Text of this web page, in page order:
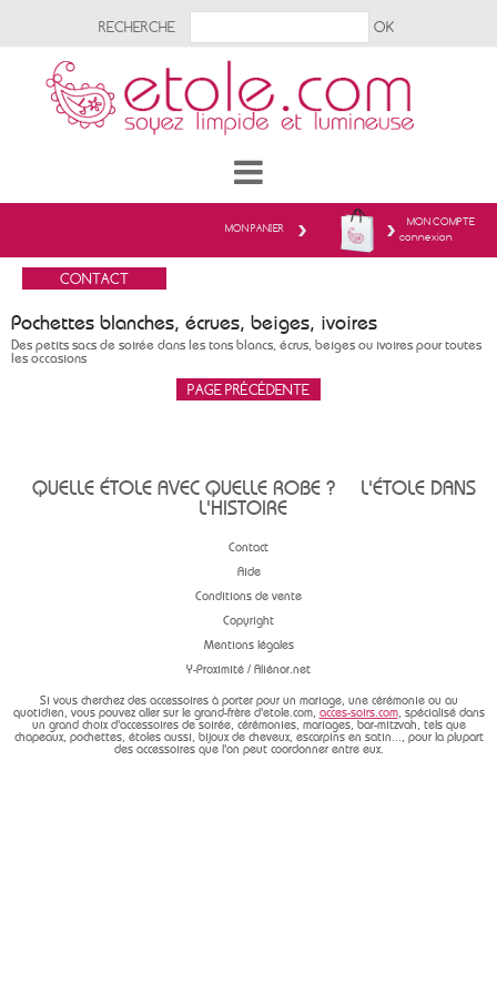
MON COMPTE
connexion
MON PANIER
RECHERCHE
Pochettes blanches, écrues, beiges, ivoires
Des petits sacs de soirée dans les tons blancs, écrus, beiges ou ivoires pour toutes
les occasions
QUELLE ÉTOLE AVEC QUELLE ROBE ?
L'ÉTOLE DANS
L'HISTOIRE
Contact
Aide
Conditions de vente
Copyright
Mentions légales
Y-Proximité / Aliénor.net
Si vous cherchez des accessoires à porter pour un mariage, une cérémonie ou au
quotidien, vous pouvez aller sur le grand-frère d'etole.com, acces-soirs.com, spécialisé dans
un grand choix d'accessoires de soirée, cérémonies, mariages, bar-mitzvah, tels que
chapeaux, pochettes, étoles aussi, bijoux de cheveux, escarpins en satin..., pour la plupart
des accessoires que l'on peut coordonner entre eux.